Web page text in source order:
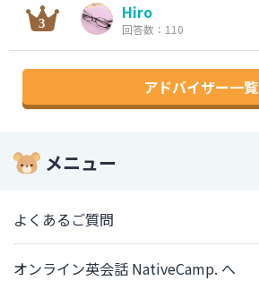
Hiro
回答数：110
アドバイザー一覧
メニュー
よくあるご質問
オンライン英会話 NativeCamp. へ